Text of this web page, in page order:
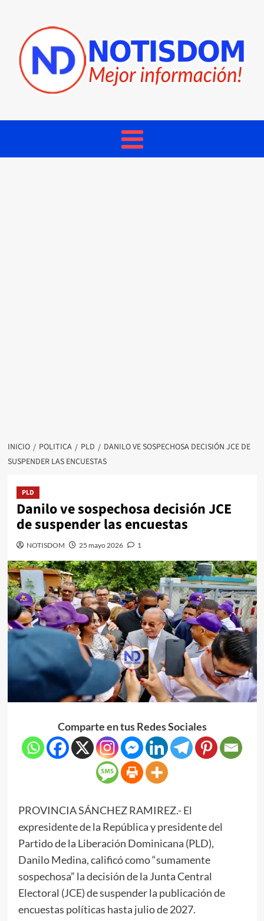
INICIO POLITICA PLD
DANILO VE SOSPECHOSA DECISIÓN JCE DE
SUSPENDER LAS ENCUESTAS
PLD
Danilo ve sospechosa decisión JCE
de suspender las encuestas
NOTISDOM 25 mayo 2026 1
Comparte en tus Redes Sociales
PROVINCIA SÁNCHEZ RAMIREZ.- El
expresidente de la República y presidente del
Partido de la Liberación Dominicana (PLD),
Danilo Medina, calificó como “sumamente
sospechosa” la decisión de la Junta Central
Electoral (JCE) de suspender la publicación de
encuestas políticas hasta julio de 2027.